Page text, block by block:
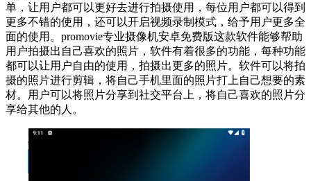
单，让用户都可以更好去进行拍摄使用，每位用户都可以得到
更多不错的使用，还可以开启视频录制模式，给予用户更多全
面的使用。promovie专业摄像机安卓免费版这款软件能够帮助
用户拍摄出自己喜欢的照片，软件有着很多的功能，每种功能
都可以让用户自由的使用，拍摄出更多的照片。软件可以将拍
摄的照片进行剪辑，将自己手机里面的照片打上自己想要的素
材。用户可以将照片分享到社交平台上，将自己喜欢的照片分
享给其他的人。